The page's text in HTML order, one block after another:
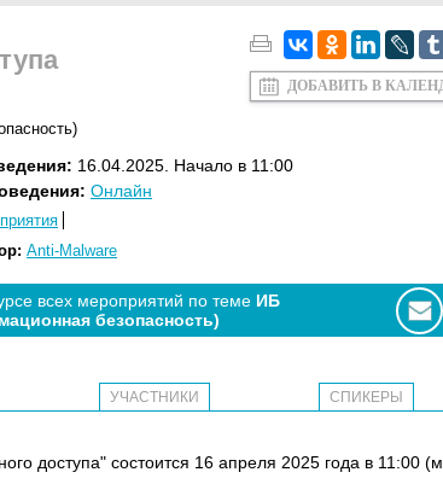
ДОБАВИТЬ В
16.04.2025. Начало в 11:00
Онлайн
Anti-Malware
всех мероприятий по теме ИБ
безопасность)
УЧАСТНИКИ СПИКЕРЫ
доступа" состоится 16 апреля 2025 года в 11:00